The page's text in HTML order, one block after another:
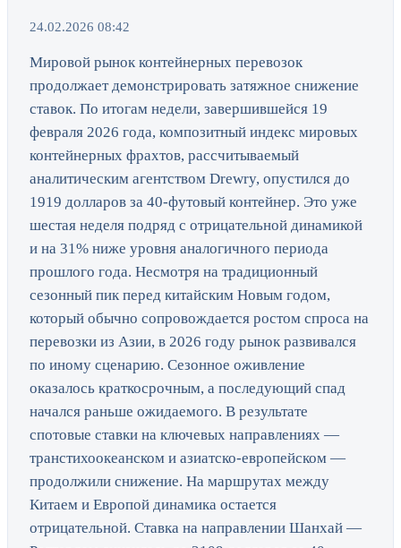
24.02.2026 08:42
Мировой рынок контейнерных перевозок
продолжает демонстрировать затяжное снижение
ставок. По итогам недели, завершившейся 19
февраля 2026 года, композитный индекс мировых
контейнерных фрахтов, рассчитываемый
аналитическим агентством Drewry, опустился до
1919 долларов за 40-футовый контейнер. Это уже
шестая неделя подряд с отрицательной динамикой
и на 31% ниже уровня аналогичного периода
прошлого года. Несмотря на традиционный
сезонный пик перед китайским Новым годом,
который обычно сопровождается ростом спроса на
перевозки из Азии, в 2026 году рынок развивался
по иному сценарию. Сезонное оживление
оказалось краткосрочным, а последующий спад
начался раньше ожидаемого. В результате
спотовые ставки на ключевых направлениях —
транстихоокеанском и азиатско-европейском —
продолжили снижение. На маршрутах между
Китаем и Европой динамика остается
отрицательной. Ставка на направлении Шанхай —